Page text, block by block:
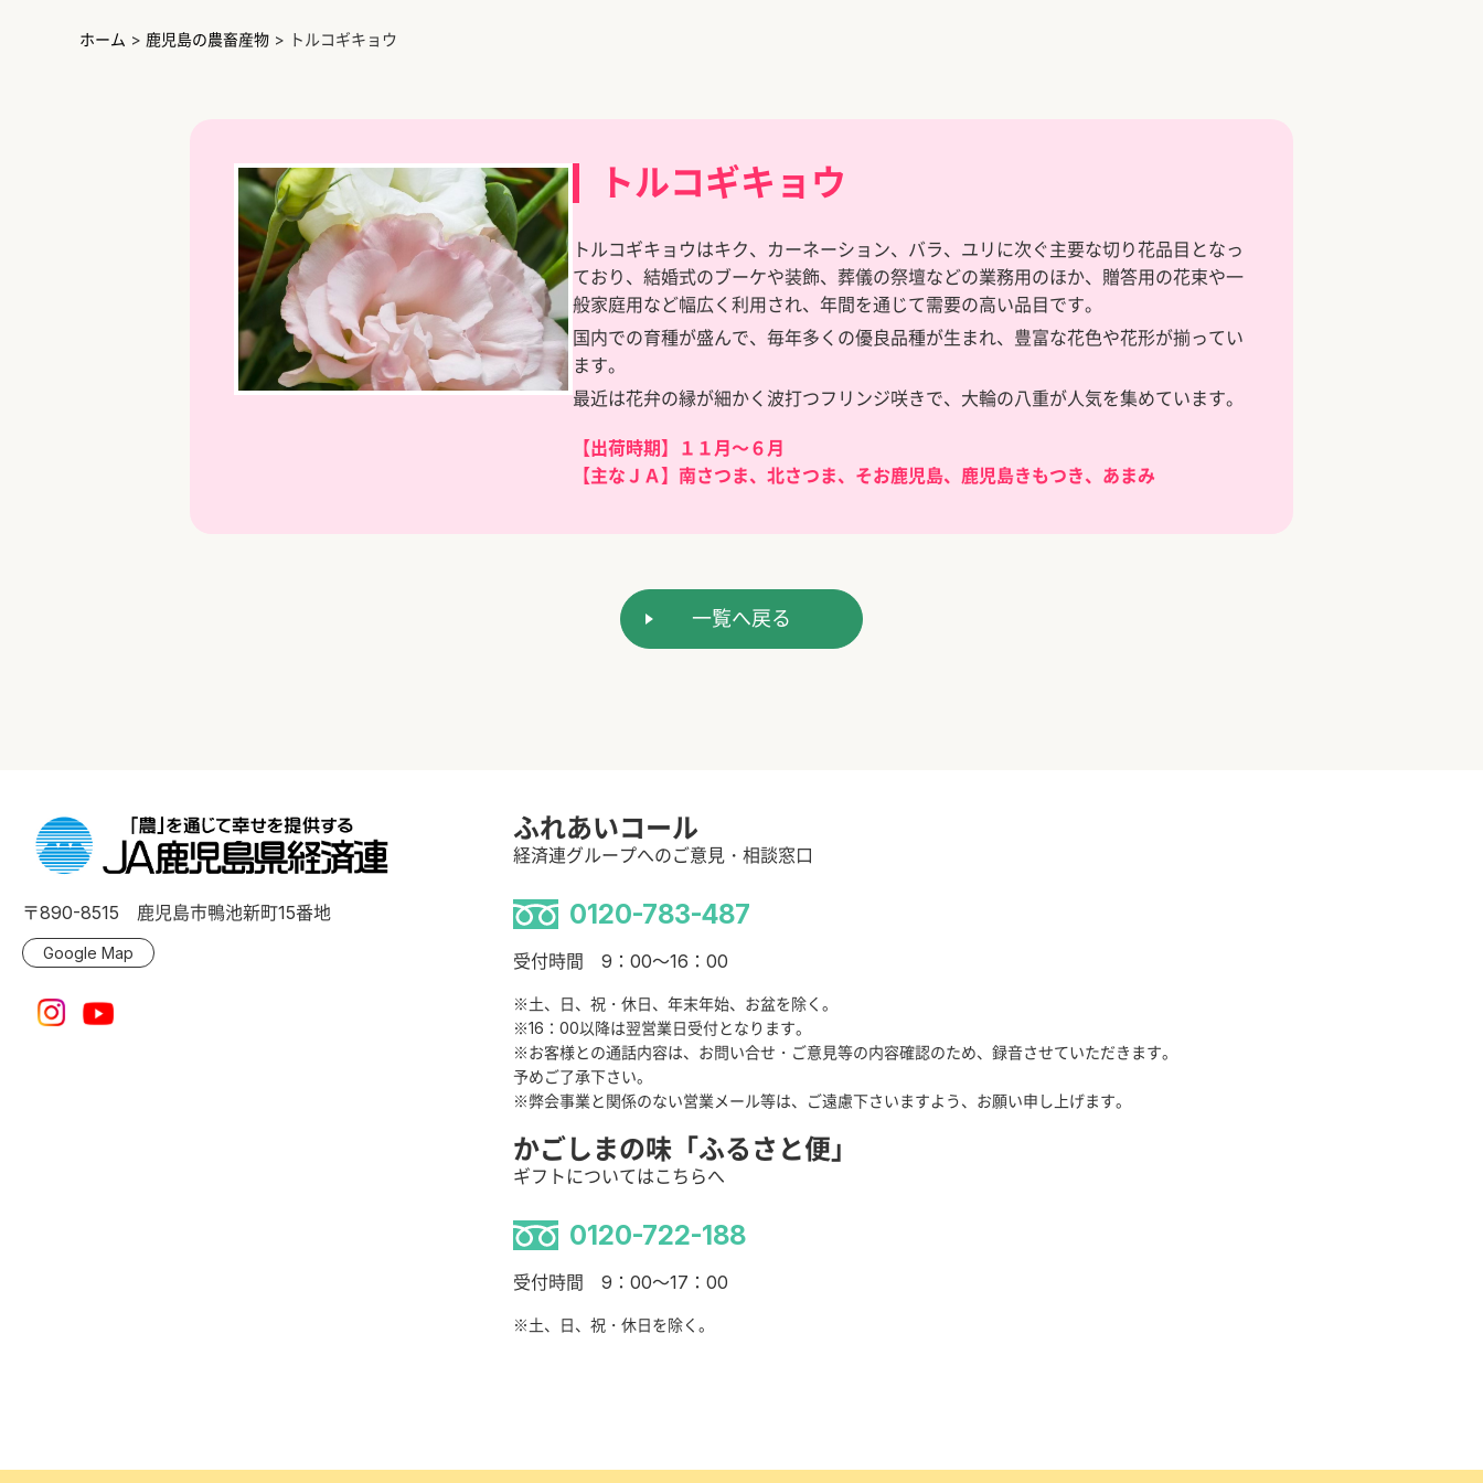
ホーム > 鹿児島の農畜産物 > トルコギキョウ
トルコギキョウ
トルコギキョウはキク、カーネーション、バラ、ユリに次ぐ主要な切り花品目となっ
ており、結婚式のブーケや装飾、葬儀の祭壇などの業務用のほか、贈答用の花束や一
般家庭用など幅広く利用され、年間を通じて需要の高い品目です。
国内での育種が盛んで、毎年多くの優良品種が生まれ、豊富な花色や花形が揃ってい
ます。
最近は花弁の縁が細かく波打つフリンジ咲きで、大輪の八重が人気を集めています。
【出荷時期】１１月～６月
【主なＪＡ】南さつま、北さつま、そお鹿児島、鹿児島きもつき、あまみ
一覧へ戻る
〒890-8515 鹿児島市鴨池新町15番地
Google Map
ふれあいコール
経済連グループへのご意見・相談窓口
0120-783-487
受付時間 9：00～16：00
※土、日、祝・休日、年末年始、お盆を除く。
※16：00以降は翌営業日受付となります。
※お客様との通話内容は、お問い合せ・ご意見等の内容確認のため、録音させていただきます。
予めご了承下さい。
※弊会事業と関係のない営業メール等は、ご遠慮下さいますよう、お願い申し上げます。
かごしまの味「ふるさと便」
ギフトについてはこちらへ
0120-722-188
受付時間 9：00～17：00
※土、日、祝・休日を除く。